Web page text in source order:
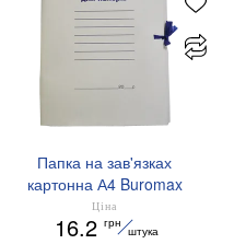
Папка на зав'язках
картонна А4 Buromax
BM.3356
Ціна
16.2 грн
штука